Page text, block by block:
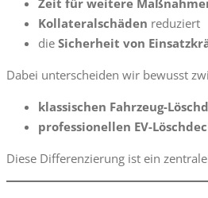
Kollateralschäden reduziert
die Sicherheit von
Dabei unterscheiden wir bewusst
klassischen Fahrzeug-
professionellen EV-
Diese Differenzierung ist ein